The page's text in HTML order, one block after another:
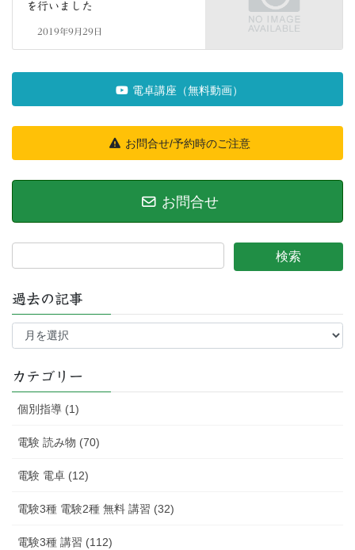
を行いました
2019年9月29日
電卓講座（無料動画）
お問合せ/予約時のご注意
お問合せ
過去の記事
過
記
カテゴリー
個別指導 (1)
電験 読み物 (70)
電験 電卓 (12)
電験3種 電験2種 無料 講習 (32)
電験3種 講習 (112)